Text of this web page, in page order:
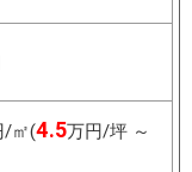
/㎡(4.5万円/坪 ～